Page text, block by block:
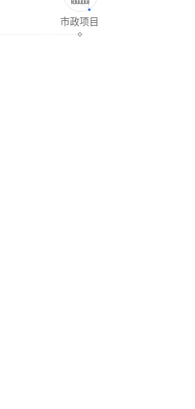
市政项目